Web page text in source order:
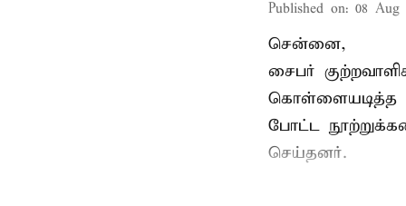
Published on: 08 Aug
சென்னை,
சைபர்
கொள்ளையடித்த
போட்ட
செய்தனர்.